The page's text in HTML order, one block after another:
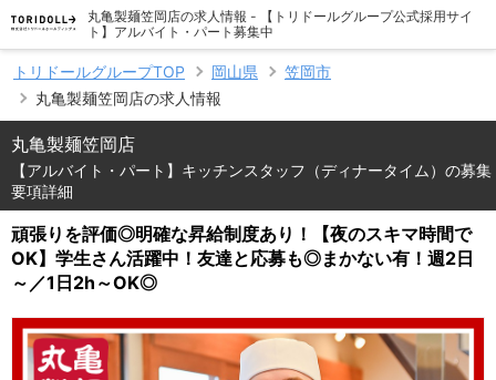
丸亀製麺笠岡店の求人情報 - 【トリドールグループ公式採用サイ
ト】アルバイト・パート募集中
トリドールグループTOP 岡山県
笠岡市
丸亀製麺笠岡店の求人情報
丸亀製麺笠岡店
【アルバイト・パート】キッチンスタッフ（ディナータイム）の募集
要項詳細
頑張りを評価◎明確な昇給制度あり！【夜のスキマ時間で
OK】学生さん活躍中！友達と応募も◎まかない有！週2日
～／1日2h～OK◎